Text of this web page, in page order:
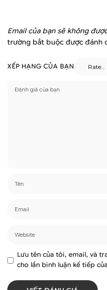
Email của bạn sẽ không
trường bắt buộc được đánh
XẾP HẠNG CỦA BẠN
Lưu tên của tôi, email, và
cho lần bình luận kế tiếp